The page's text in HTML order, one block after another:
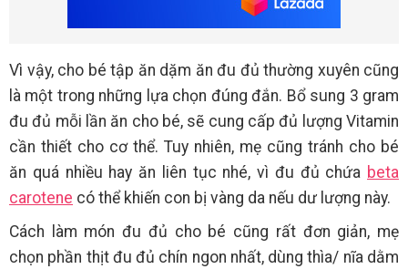
Vì vậy, cho bé tập ăn dặm ăn đu đủ thường xuyên cũng
là một trong những lựa chọn đúng đắn. Bổ sung 3 gram
đu đủ mỗi lần ăn cho bé, sẽ cung cấp đủ lượng Vitamin
cần thiết cho cơ thể. Tuy nhiên, mẹ cũng tránh cho bé
ăn quá nhiều hay ăn liên tục nhé, vì đu đủ chứa beta
carotene có thể khiến con bị vàng da nếu dư lượng này.
Cách làm món đu đủ cho bé cũng rất đơn giản, mẹ
chọn phần thịt đu đủ chín ngon nhất, dùng thìa/ nĩa dằm